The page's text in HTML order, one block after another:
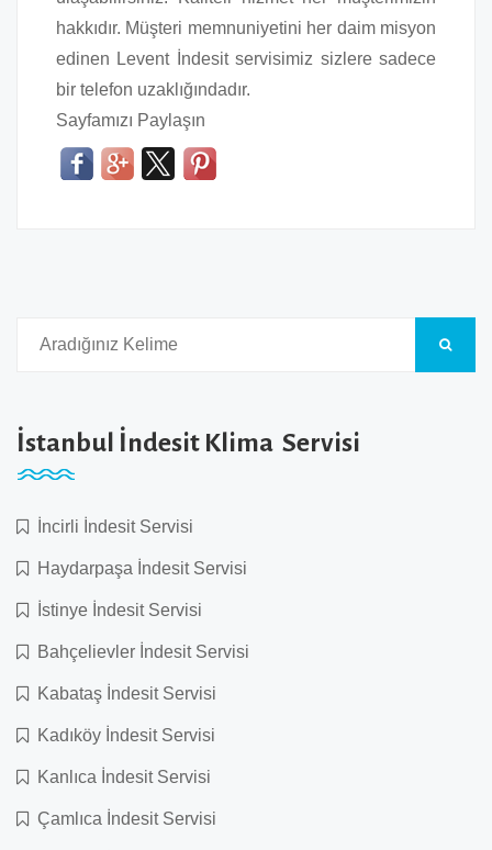
hakkıdır. Müşteri memnuniyetini her daim misyon
edinen Levent İndesit servisimiz sizlere sadece
bir telefon uzaklığındadır.
Sayfamızı Paylaşın
İstanbul İndesit Klima Servisi
İncirli İndesit Servisi
Haydarpaşa İndesit Servisi
İstinye İndesit Servisi
Bahçelievler İndesit Servisi
Kabataş İndesit Servisi
Kadıköy İndesit Servisi
Kanlıca İndesit Servisi
Çamlıca İndesit Servisi